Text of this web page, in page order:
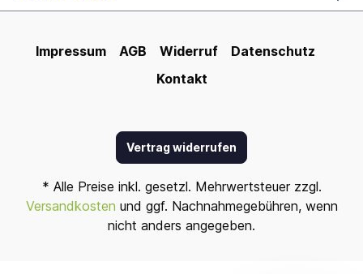
Impressum AGB Widerruf
Datenschutz
Kontakt
Vertrag widerrufen
* Alle Preise inkl. gesetzl. Mehrwertsteuer zzgl.
Versandkosten und ggf. Nachnahmegebühren, wenn
nicht anders angegeben.